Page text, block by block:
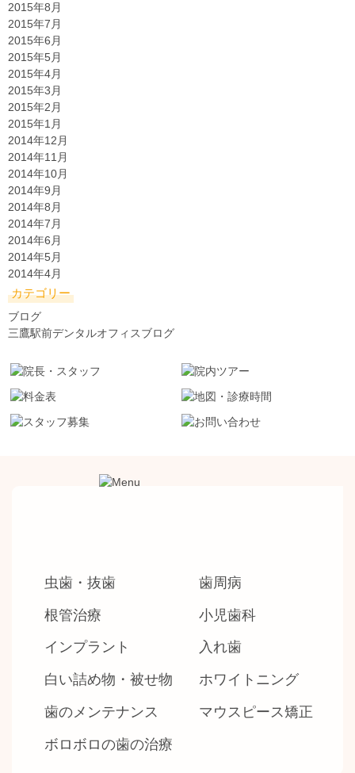
2015年8月
2015年7月
2015年6月
2015年5月
2015年4月
2015年3月
2015年2月
2015年1月
2014年12月
2014年11月
2014年10月
2014年9月
2014年8月
2014年7月
2014年6月
2014年5月
2014年4月
カテゴリー
ブログ
三鷹駅前デンタルオフィスブログ
虫歯・抜歯 歯周病
根管治療 小児歯科
インプラント 入れ歯
白い詰め物・被せ物 ホワイトニング
歯のメンテナンス マウスピース矯正
ボロボロの歯の治療